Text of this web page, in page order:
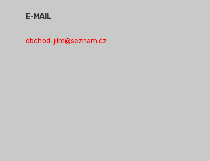
E-MAIL
obchod-jilm@seznam.cz